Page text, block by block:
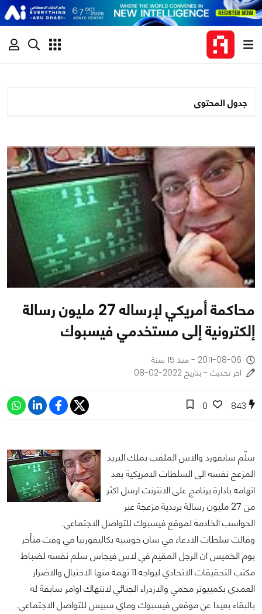
جدول المحتوى
محاكمة أمريكي لإرساله 27 مليون رسالة
إلكترونية إلى مستخدمي فيسبوك
2011-08-06 - منذ 15 سنة
اخر تحديث - بتاريخ 2022-02-08
843
0
سلّم سانفورد والاس الملقب بملك البريد
المزعج نفسه الى السلطات الامريكية بعد
اتهامه بادارة برنامج على الانترنت ارسل اكثر
من 27 مليون رسالة بريدية مزعجة عبر
الحواسب الخادمة لموقع فيسبوك للتواصل الاجتماعي.
وقالت سلطات الادعاء في سان خوسيه بكاليفورنيا في وقت متأخر
يوم الخميس ان الرجل المقيم في لاس فيجاس سلم نفسه لضباط
مكتب التحقيقات الاتحادي ليواجه 11 تهمة منها الاحتيال والاضرار
العمدي بكمبيوتر محمي والازدراء الجنائي لانتهاك اوامر سابقة له
بالبقاء بعيدا عن موقعي فيسبوك وماي سبيس للتواصل الاجتماعي.